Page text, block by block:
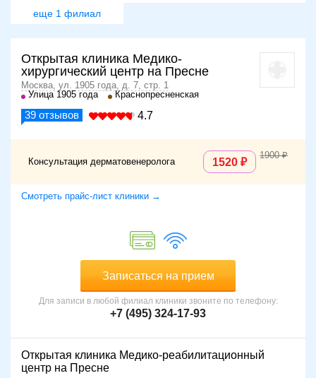
еще 1 филиал
Открытая клиника Медико-
хирургический центр на Пресне
Москва, ул. 1905 года, д. 7, стр. 1
Улица 1905 года
Краснопресненская
39 отзывов 4.7
Консультация дерматовенеролога 1520
1900
Смотреть прайс-лист клиники →
Записаться на прием
Для записи в любой филиал клиники звоните по телефону:
+7 (495) 324-17-93
Открытая клиника Медико-реабилитационный
центр на Пресне